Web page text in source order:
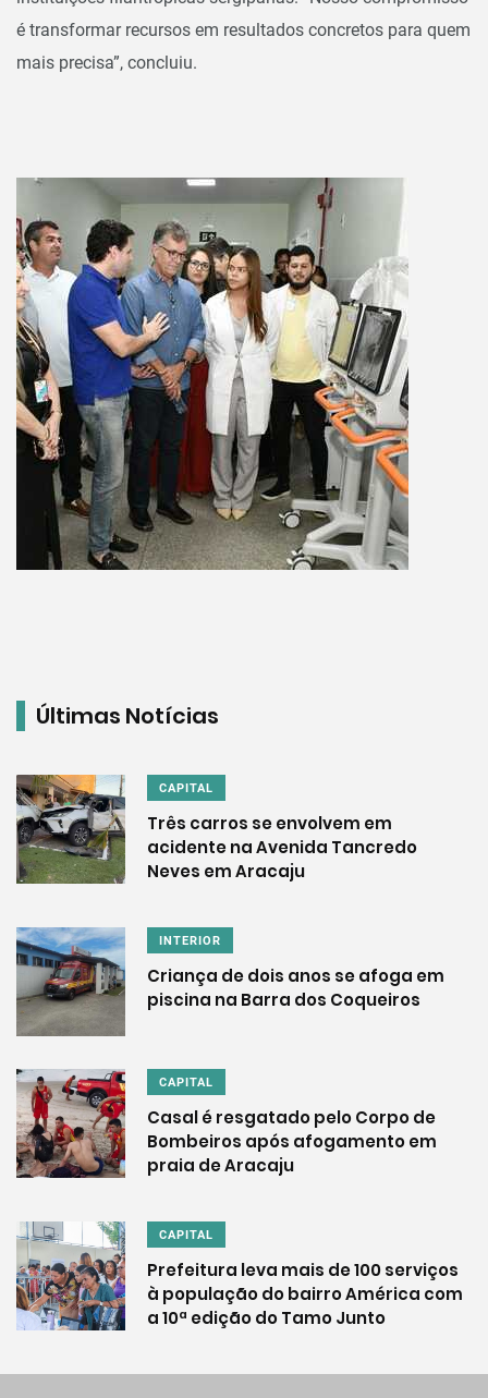
é transformar recursos em resultados concretos para quem
mais precisa”, concluiu.
Últimas Notícias
CAPITAL
Três carros se envolvem em
acidente na Avenida Tancredo
Neves em Aracaju
INTERIOR
Criança de dois anos se afoga em
piscina na Barra dos Coqueiros
CAPITAL
Casal é resgatado pelo Corpo de
Bombeiros após afogamento em
praia de Aracaju
CAPITAL
Prefeitura leva mais de 100 serviços
à população do bairro América com
a 10ª edição do Tamo Junto